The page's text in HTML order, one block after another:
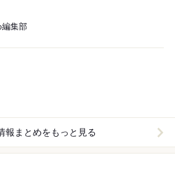
編集部
報まとめをもっと見る